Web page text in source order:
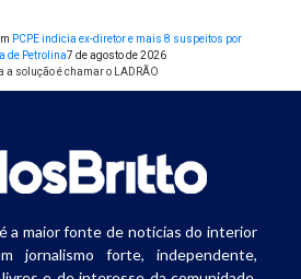
PCPE indicia ex-diretor e mais 8 suspeitos por
de Petrolina7 de agosto de 2026
a solução é chamar o LADRÃO
a maior fonte de notícias do interior
jornalismo forte, independente,